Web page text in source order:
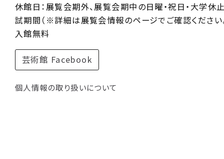
休館日：展覧会期外、展覧会期中の日曜・祝日・大学休
試期間（※詳細は展覧会情報のページでご確認ください
入館無料
芸術館 Facebook
個人情報の取り扱いについて